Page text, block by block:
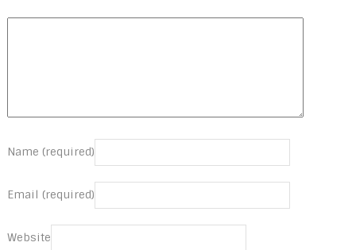
Name (required)
Email (required)
Website